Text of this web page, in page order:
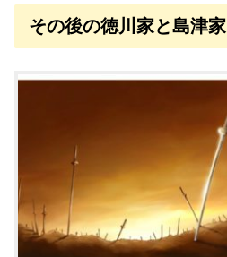
その後の徳川家と島津家